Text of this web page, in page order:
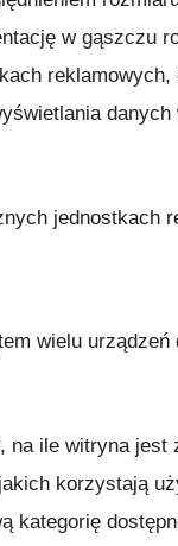
w gąszczu
danych
jednostkach
wielu
na ile witryna jest
korzystają
kategorię